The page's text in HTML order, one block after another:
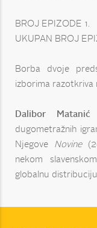
BROJ EPIZODE 1.
UKUPAN BROJ
Borba dvoje
izborima razotkriva
Dalibor Matanić
dugometražnih
Njegove Novine
nekom
globalnu